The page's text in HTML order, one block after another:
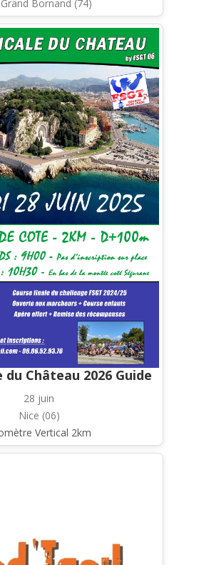
Grand Bornand (74)
Château 2026 Guide
28 juin
Nice (06)
Vertical 2km